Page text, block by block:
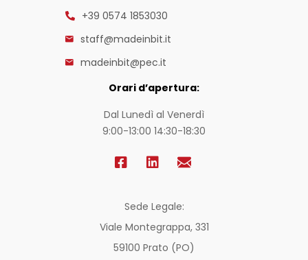
+39 0574 1853030
staff@madeinbit.it
madeinbit@pec.it
Orari d’apertura:
Dal Lunedì al Venerdì
9:00-13:00 14:30-18:30
Sede Legale:
Viale Montegrappa, 331
59100 Prato (PO)